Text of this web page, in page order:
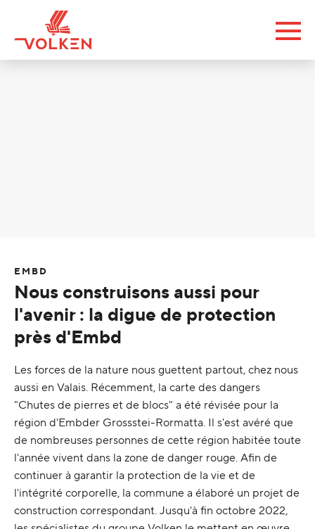
EMBD
Nous construisons aussi pour
l'avenir : la digue de protection
près d'Embd
Les forces de la nature nous guettent partout, chez nous
aussi en Valais. Récemment, la carte des dangers
"Chutes de pierres et de blocs" a été révisée pour la
région d'Embder Grossstei-Rormatta. Il s'est avéré que
de nombreuses personnes de cette région habitée toute
l'année vivent dans la zone de danger rouge. Afin de
continuer à garantir la protection de la vie et de
l'intégrité corporelle, la commune a élaboré un projet de
construction correspondant. Jusqu'à fin octobre 2022,